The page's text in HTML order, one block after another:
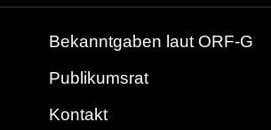
Bekanntgaben laut ORF-G
Publikumsrat
Kontakt